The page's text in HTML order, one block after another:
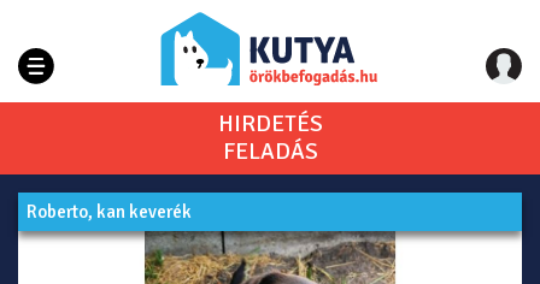
HIRDETÉS
FELADÁS
Roberto, kan keverék